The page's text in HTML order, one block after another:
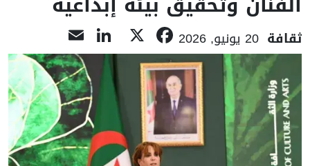
ثقافة 20 يونيو, 2026 Facebook
LinkedIn